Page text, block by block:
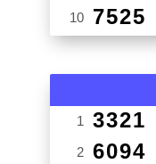
10 7525
1 3321
2 6094